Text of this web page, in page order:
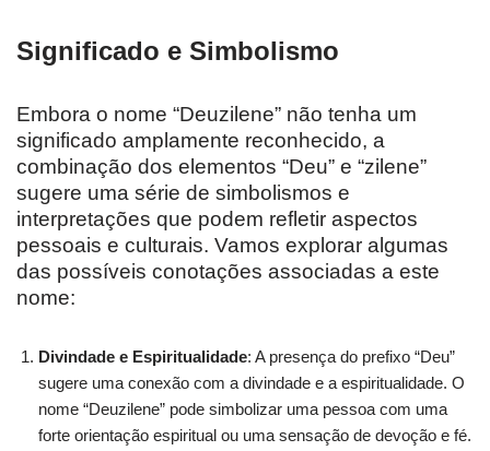
Significado e Simbolismo
Embora o nome “Deuzilene” não tenha um
significado amplamente reconhecido, a
combinação dos elementos “Deu” e “zilene”
sugere uma série de simbolismos e
interpretações que podem refletir aspectos
pessoais e culturais. Vamos explorar algumas
das possíveis conotações associadas a este
nome:
Divindade e Espiritualidade: A presença do prefixo “Deu”
sugere uma conexão com a divindade e a espiritualidade. O
nome “Deuzilene” pode simbolizar uma pessoa com uma
forte orientação espiritual ou uma sensação de devoção e fé.